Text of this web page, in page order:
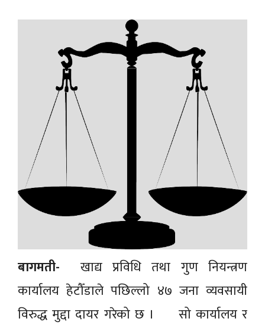
बागमती- खाद्य प्रविधि तथा गुण नियन्त्रण
कार्यालय हेटौँडाले पछिल्लो ४७ जना व्यवसायी
विरुद्ध मुद्दा दायर गरेको छ । सो कार्यालय र